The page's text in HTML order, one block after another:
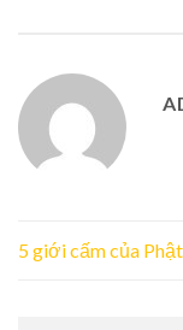
5 giới cấm của